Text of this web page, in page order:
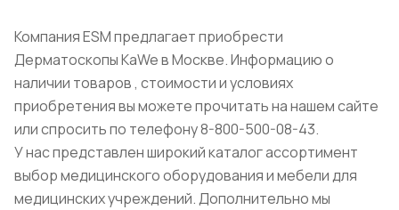
Компания ESM предлагает приобрести
Дерматоскопы KaWe в Москве. Информацию о
наличии товаров , стоимости и условиях
приобретения вы можете прочитать на нашем сайте
или спросить по телефону 8-800-500-08-43.
У нас представлен широкий каталог ассортимент
выбор медицинского оборудования и мебели для
медицинских учреждений. Дополнительно мы